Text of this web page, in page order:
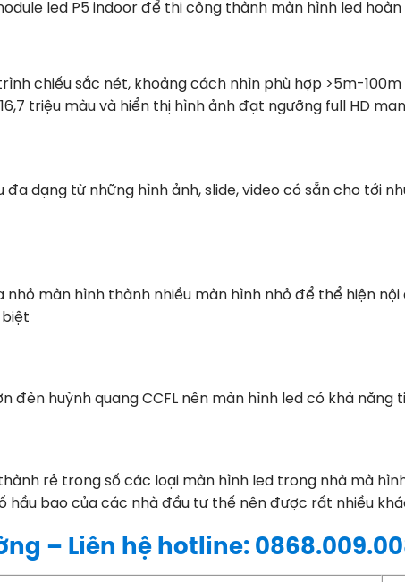
led P5 indoor để thi công thành màn hình led
chiếu sắc nét, khoảng cách nhìn phù hợp >5m-
triệu màu và hiển thị hình ảnh đạt ngưỡng full HD
đa dạng từ những hình ảnh, slide, video có sẵn cho tới
nhỏ màn hình thành nhiều màn hình nhỏ để thể hiện
đèn huỳnh quang CCFL nên màn hình led có khả năng
rẻ trong số các loại màn hình led trong nhà mà
hầu bao của các nhà đầu tư thế nên được rất nhiều
– Liên hệ hotline: